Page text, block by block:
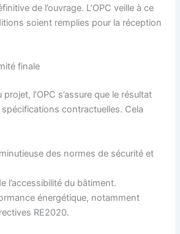
de l’ouvrage. L’OPC veille à ce
soient remplies pour la réception
finale
l’OPC s’assure que le résultat
contractuelles. Cela
des normes de sécurité et
l’accessibilité du bâtiment.
énergétique, notamment
RE2020.